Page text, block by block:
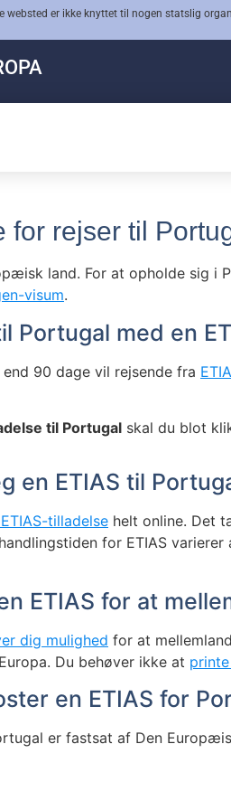
websted er ikke knyttet til nogen statslig
for rejser til
land. For at opholde sig i
visum.
Portugal med en
90 dage vil rejsende fra
til Portugal skal du blot
en ETIAS til
tilladelse helt online. Det
for ETIAS
ETIAS for at
dig mulighed for at
Du behøver ikke at
en ETIAS for
er fastsat af Den